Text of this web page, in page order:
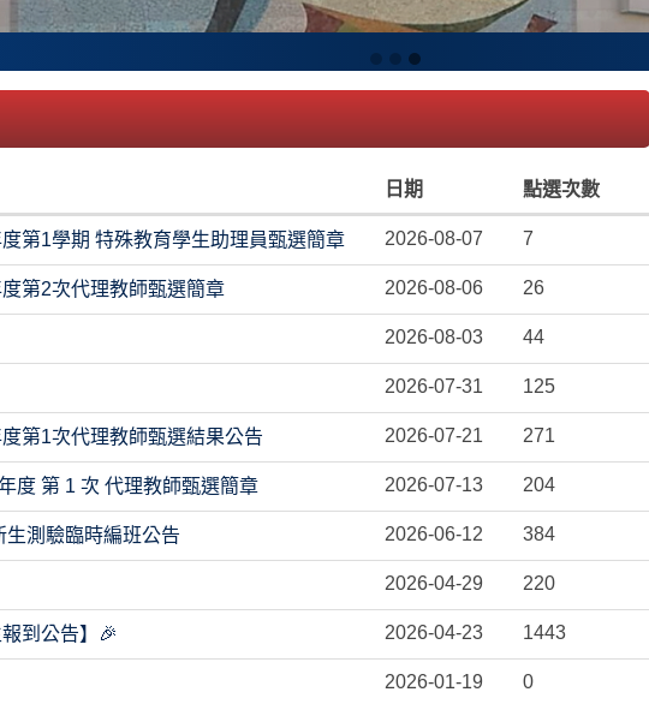
日期 點選次數
第1學期 特殊教育學生助理員甄選簡章 2026-08-07 7
第2次代理教師甄選簡章 2026-08-06 26
2026-08-03 44
2026-07-31 125
第1次代理教師甄選結果公告 2026-07-21 271
度 第 1 次 代理教師甄選簡章 2026-07-13 204
測驗臨時編班公告 2026-06-12 384
2026-04-29 220
到公告】🎉 2026-04-23 1443
2026-01-19 0